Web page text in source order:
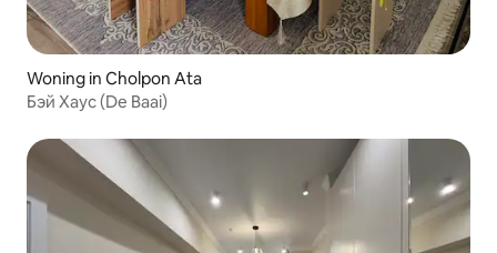
Woning in Cholpon Ata
Бэй Хаус (De Baai)